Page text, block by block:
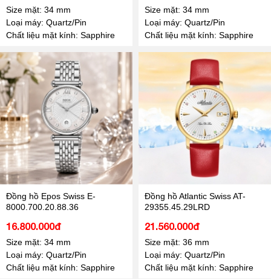
Size mặt: 34 mm
Loại máy: Quartz/Pin
Chất liệu mặt kính: Sapphire
Size mặt: 34 mm
Loại máy: Quartz/Pin
Chất liệu mặt kính: Sapphire
Đồng hồ Epos Swiss E-
8000.700.20.88.36
16.800.000đ
Size mặt: 34 mm
Loại máy: Quartz/Pin
Chất liệu mặt kính: Sapphire
Đồng hồ Atlantic Swiss AT-
29355.45.29LRD
21.560.000đ
Size mặt: 36 mm
Loại máy: Quartz/Pin
Chất liệu mặt kính: Sapphire